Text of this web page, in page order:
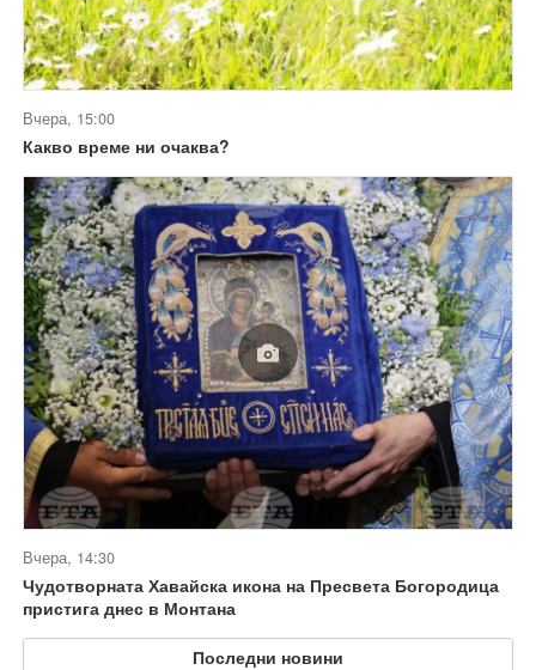
Вчера, 15:00
Какво време ни очаква?
Вчера, 14:30
Чудотворната Хавайска икона на Пресвета Богородица
пристига днес в Монтана
Последни новини